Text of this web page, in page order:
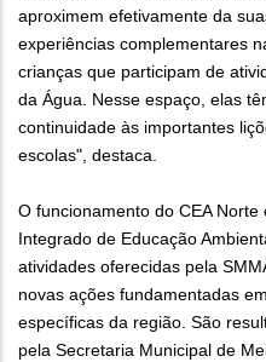
aproximem efetivamente da
experiências complementares
crianças que participam de
da Água. Nesse espaço, elas
continuidade às importantes
escolas", destaca.
O funcionamento do CEA
Integrado de Educação
atividades oferecidas pela
novas ações fundamentadas
específicas da região. São
pela Secretaria Municipal de